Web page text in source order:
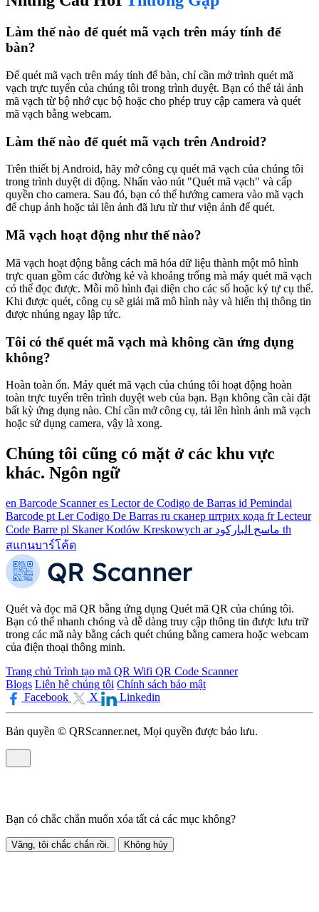
Làm thế nào để quét mã vạch trên máy tính để
bàn?
Để quét mã vạch trên máy tính để bàn, chỉ cần mở trình quét mã
vạch trực tuyến của chúng tôi trong trình duyệt. Bạn có thể tải ảnh
mã vạch từ bộ nhớ cục bộ hoặc cho phép truy cập camera và quét
mã vạch bằng webcam.
Làm thế nào để quét mã vạch trên Android?
Trên thiết bị Android, hãy mở công cụ quét mã vạch của chúng tôi
trong trình duyệt di động. Nhấn vào nút "Quét mã vạch" và cấp
quyền cho camera. Sau đó, bạn có thể hướng camera vào mã vạch
để chụp ảnh hoặc tải lên ảnh đã lưu từ thư viện ảnh để quét.
Mã vạch hoạt động như thế nào?
Mã vạch hoạt động bằng cách mã hóa dữ liệu thành một mô hình
trực quan gồm các đường kẻ và khoảng trống mà máy quét mã vạch
có thể đọc được. Mỗi mô hình đại diện cho các số hoặc ký tự cụ thể.
Khi được quét, công cụ sẽ giải mã mô hình này và hiển thị thông tin
được nhúng ngay lập tức.
Tôi có thể quét mã vạch mà không cần ứng dụng
không?
Hoàn toàn ổn. Máy quét mã vạch của chúng tôi hoạt động hoàn
toàn trực tuyến trên trình duyệt web của bạn. Bạn không cần cài đặt
bất kỳ ứng dụng nào. Chỉ cần mở công cụ, tải lên hình ảnh mã vạch
hoặc sử dụng camera, vậy là xong.
Chúng tôi cũng có mặt ở các khu vực
khác. Ngôn ngữ
en Barcode Scanneres Lector de Codigo de Barras id Pemindai
Barcode pt Ler Codigo De Barras ru сканер штрих кода frLecteur
Code Barre pl Skaner Kodów Kreskowych ar
th
สแกนบาร์โค้ด
Quét và đọc mã QR bằng ứng dụng Quét mã QR của chúng tôi.
Bạn có thể nhanh chóng và dễ dàng truy cập thông tin được lưu trữ
trong các mã này bằng cách quét chúng bằng camera hoặc webcam
của điện thoại thông minh.
Trang chủ Trình tạo mã QR Wifi QR Code Scanner
Blogs Liên hệ chúng tôi Chính sách bảo mật
Facebook
X Linkedin
Bản quyền © QRScanner.net, Mọi quyền được bảo lưu.
Bạn có chắc chắn muốn xóa tất cả các mục không?
Vâng, tôi chắc chắn rồi. Không hủy